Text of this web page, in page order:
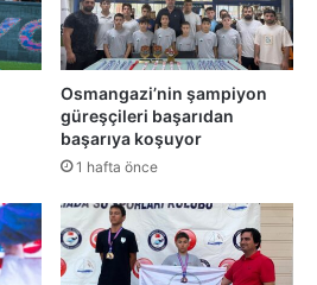
Osmangazi’nin şampiyon
güreşçileri başarıdan
başarıya koşuyor
1 hafta önce